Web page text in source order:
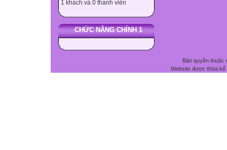
1 khách và 0 thành viên
CHỨC NĂNG CHÍNH 1
Bản quyền thuộc
Website được thừa